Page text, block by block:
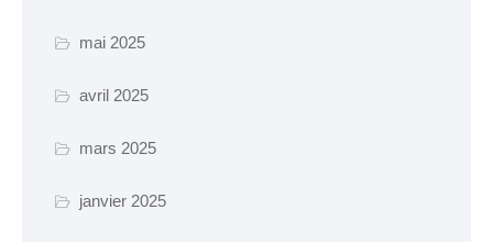
mai 2025
avril 2025
mars 2025
janvier 2025